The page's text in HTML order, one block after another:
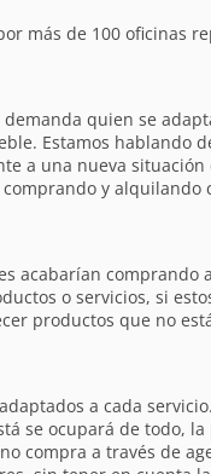
más de 100 oficinas
quien se
Estamos hablando
a una nueva
y alquilando
acabarían comprando
o servicios, si
productos que no
a cada
se ocupará de todo,
compra a través de